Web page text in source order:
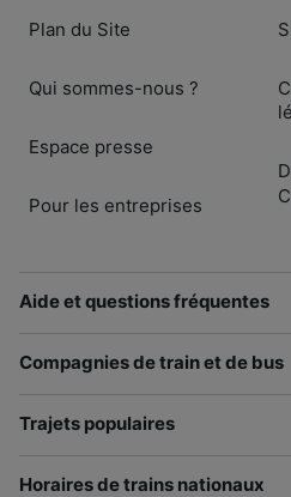
Plan du Site
Qui sommes-nous ?
Espace presse
Pour les entreprises
Aide et questions fréquentes
Compagnies de train et de bus
Trajets populaires
Horaires de trains nationaux